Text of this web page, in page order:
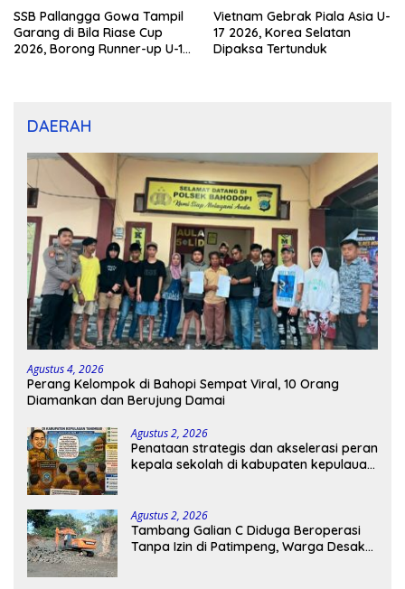
SSB Pallangga Gowa Tampil
Garang di Bila Riase Cup
2026, Borong Runner-up U-10
Vietnam Gebrak Piala Asia U-
17 2026, Korea Selatan
Dipaksa Tertunduk
DAERAH
Agustus 4, 2026
Perang Kelompok di Bahopi Sempat Viral, 10 Orang
Diamankan dan Berujung Damai
Agustus 2, 2026
Penataan strategis dan akselerasi peran
kepala sekolah di kabupaten kepulauan
Agustus 2, 2026
Tambang Galian C Diduga Beroperasi
Tanpa Izin di Patimpeng, Warga Desak